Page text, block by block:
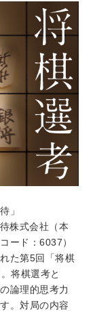
」
株式会社（本
ード：6037）
た第5回「将棋
将棋選考と
論理的思考力
。対局の内容